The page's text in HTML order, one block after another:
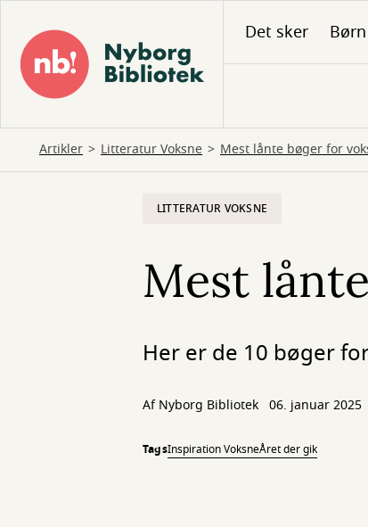
hovedindhold
Det sker Børn
Artikler Litteratur Voksne Mest lånte bøger for
LITTERATUR VOKSNE
Mest
Her er de 10 bøger
AfNyborg Bibliotek 06. januar 2025
TagsInspiration VoksneÅret der gik